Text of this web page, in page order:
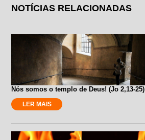
NOTÍCIAS RELACIONADAS
Nós somos o templo de Deus! (Jo 2,13-25)
LER MAIS